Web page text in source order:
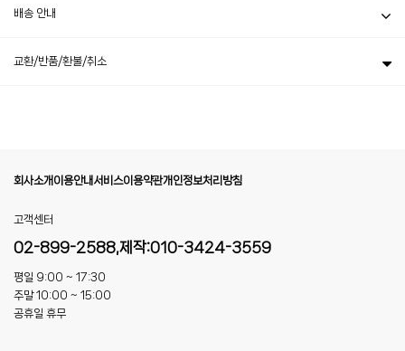
배송 안내
교환/반품/환불/취소
회사소개 이용안내서비스이용약관개인정보처리방침
고객센터
02-899-2588,제작:010-3424-3559
평일 9:00 ~ 17:30
주말 10:00 ~ 15:00
공휴일 휴무